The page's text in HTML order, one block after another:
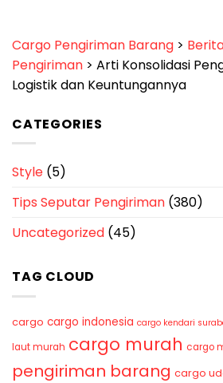
Cargo Pengiriman Barang >
Pengiriman > Arti Konsolidasi
Logistik dan Keuntungannya
CATEGORIES
Style (5)
Tips Seputar Pengiriman (380)
Uncategorized (45)
TAG CLOUD
cargo cargo indonesia cargo kendari
laut murah cargo murah cargo
pengiriman barang cargo